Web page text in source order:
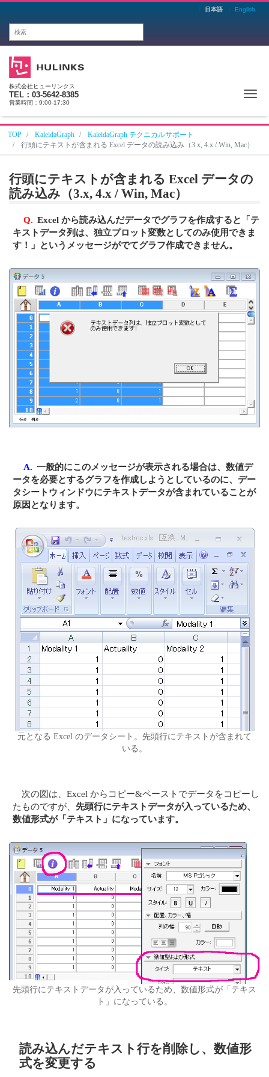
日本語 English
株式会社ヒューリンクス
TEL：03-5642-8385
営業時間：9:00-17:30
TOP KaleidaGraph
KaleidaGraph テクニカルサポート
行頭にテキストが含まれる Excel データの読み込み（3.x, 4.x / Win, Mac）
行頭にテキストが含まれる Excel データの
読み込み（3.x, 4.x / Win, Mac）
Q. Excel から読み込んだデータでグラフを作成すると「テ
キストデータ列は、独立プロット変数としてのみ使用できま
す！」というメッセージがでてグラフ作成できません。
A. 一般的にこのメッセージが表示される場合は、数値デ
ータを必要とするグラフを作成しようとしているのに、デー
タシートウィンドウにテキストデータが含まれていることが
原因となります。
元となる Excel のデータシート。先頭行にテキストが含まれて
いる。
次の図は、Excel からコピー&ペーストでデータをコピーし
たものですが、先頭行にテキストデータが入っているため、
数値形式が「テキスト」になっています。
先頭行にテキストデータが入っているため、数値形式が「テキス
ト」になっている。
読み込んだテキスト行を削除し、数値形
式を変更する